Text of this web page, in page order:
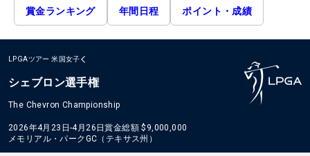
賞金ランキング 年間日程 ポイント・成績
LPGAツアー 米国女子
シェブロン選手権
The Chevron Championship
2026年4月23日-4月26日賞金総額 $9,000,000
メモリアル・パークGC（テキサス州）